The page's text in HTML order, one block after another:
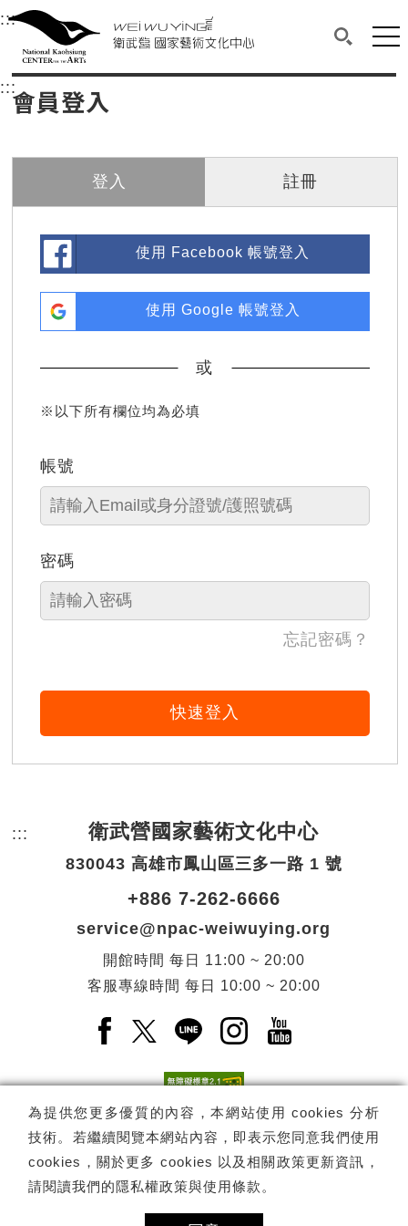
衛武營國家藝術文化中心
中央內容區塊，為本頁主要內容區。
:::選單連結區塊，此區塊列有本網站主要連結。
衛武營國家藝術文化中心
搜尋(開
網
::: 中央內容區塊，為本頁主要內容區。
會員登入
登入 註冊
使用 Facebook 帳號登入
使用 Google 帳號登入
或
※以下所有欄位均為必填
帳號
密碼
忘記密碼？
快速登入
為提供您更多優質的內容，本網站使用 cookies 分析
技術。若繼續閱覽本網站內容，即表示您同意我們使用
cookies，關於更多 cookies 以及相關政策更新資訊，
請閱讀我們的隱私權政策與使用條款 。
::: 頁尾網站資訊。
衛武營國家藝術文化中心
830043 高雄市鳳山區三多一路 1 號
+886 7-262-6666
service@npac-weiwuying.org
開館時間 每日
11:00 ~ 20:00
客服專線時間 每日 10:00 ~ 20:00
Facebook(另開新視窗)
X(另開新視窗)
LINE(另開新視窗)
Instagram(另開新視
YouTube(另開
電子報訂閱 訂閱
Copyright © 國家表演藝術中心 -衛武營國家藝術文化中心